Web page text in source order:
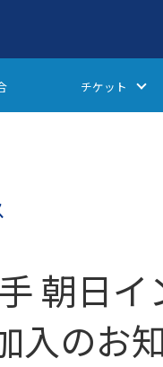
チケット
朝日
入のお